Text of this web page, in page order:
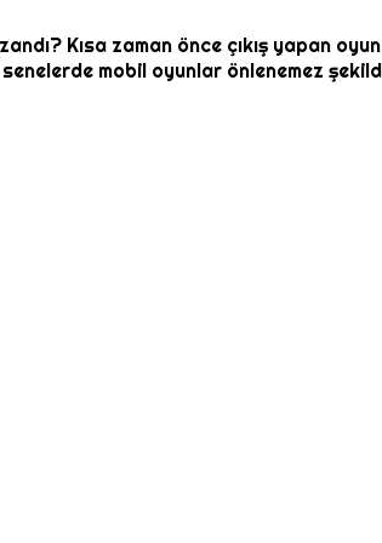
Kısa zaman önce çıkış yapan
mobil oyunlar önlenemez